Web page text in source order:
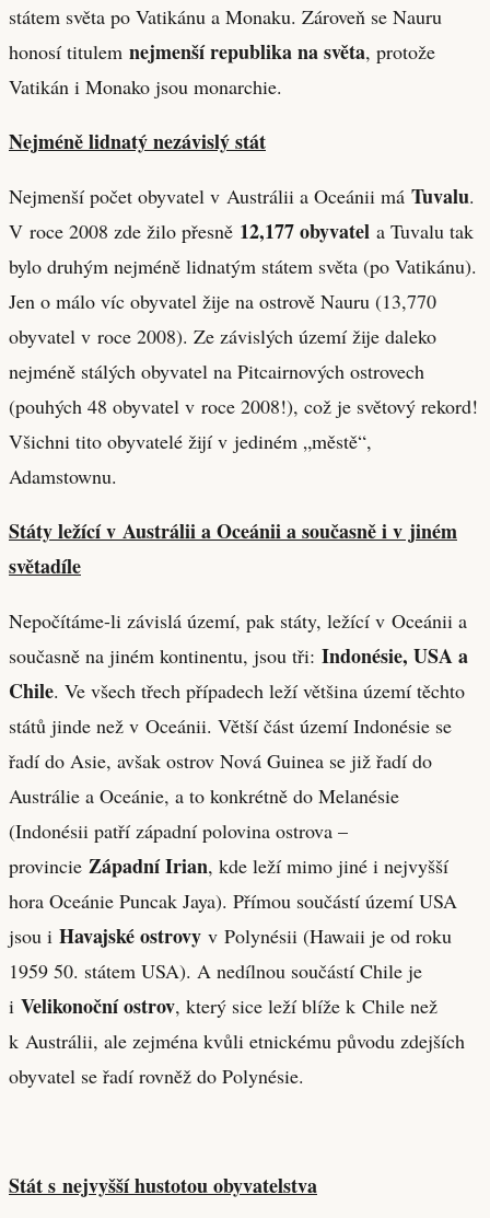
státem světa po Vatikánu a Monaku. Zároveň se Nauru
honosí titulem nejmenší republika na světa, protože
Vatikán i Monako jsou monarchie.
Nejméně lidnatý nezávislý stát
Nejmenší počet obyvatel v Austrálii a Oceánii má Tuvalu.
V roce 2008 zde žilo přesně 12,177 obyvatel a Tuvalu tak
bylo druhým nejméně lidnatým státem světa (po Vatikánu).
Jen o málo víc obyvatel žije na ostrově Nauru (13,770
obyvatel v roce 2008). Ze závislých území žije daleko
nejméně stálých obyvatel na Pitcairnových ostrovech
(pouhých 48 obyvatel v roce 2008!), což je světový rekord!
Všichni tito obyvatelé žijí v jediném „městě“,
Adamstownu.
Státy ležící v Austrálii a Oceánii a současně i v jiném
světadíle
Nepočítáme-li závislá území, pak státy, ležící v Oceánii a
současně na jiném kontinentu, jsou tři: Indonésie, USA a
Chile. Ve všech třech případech leží většina území těchto
států jinde než v Oceánii. Větší část území Indonésie se
řadí do Asie, avšak ostrov Nová Guinea se již řadí do
Austrálie a Oceánie, a to konkrétně do Melanésie
(Indonésii patří západní polovina ostrova –
provincie Západní Irian, kde leží mimo jiné i nejvyšší
hora Oceánie Puncak Jaya). Přímou součástí území USA
jsou i Havajské ostrovy v Polynésii (Hawaii je od roku
1959 50. státem USA). A nedílnou součástí Chile je
i Velikonoční ostrov, který sice leží blíže k Chile než
k Austrálii, ale zejména kvůli etnickému původu zdejších
obyvatel se řadí rovněž do Polynésie.
Stát s nejvyšší hustotou obyvatelstva